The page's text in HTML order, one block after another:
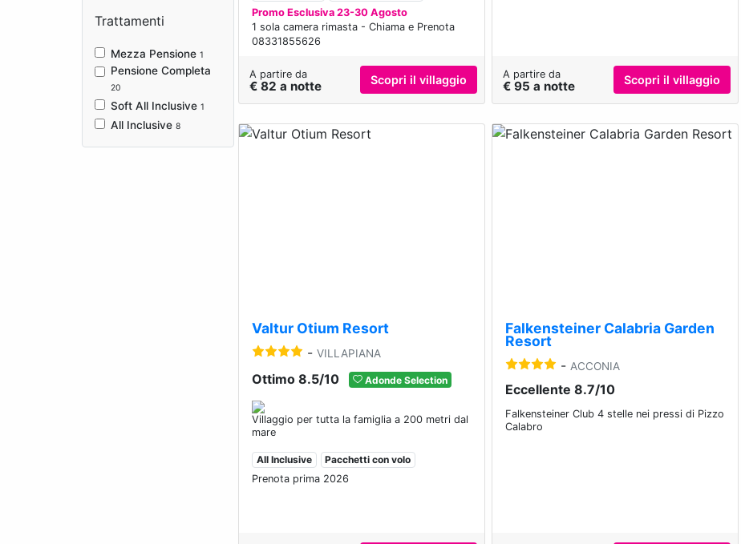
Trattamenti
Mezza Pensione 1
Pensione Completa
20
Soft All Inclusive 1
All Inclusive 8
Promo Esclusiva 23-30 Agosto
1 sola camera rimasta - Chiama e Prenota
08331855626
A partire da
€ 82 a notte Scopri il villaggio A partire da
€ 95 a notte Scopri il villaggio
Valtur Otium Resort
- VILLAPIANA
Ottimo 8.5/10 Adonde Selection
Villaggio per tutta la famiglia a 200 metri dal
mare
All Inclusive
Pacchetti con volo
Prenota prima 2026
Falkensteiner Calabria Garden
Resort
- ACCONIA
Eccellente 8.7/10
Falkensteiner Club 4 stelle nei pressi di Pizzo
Calabro